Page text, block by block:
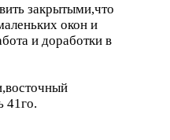
закрытыми,что
окон и
и доработки в
41го.